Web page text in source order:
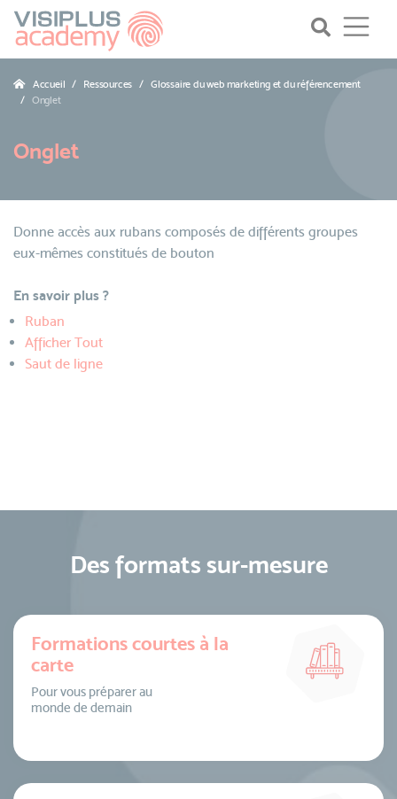
Accueil Ressources
Glossaire du web marketing et du référencement
Onglet
Onglet
Donne accès aux rubans composés de différents groupes
eux-mêmes constitués de bouton
En savoir plus ?
Ruban
Afficher Tout
Saut de ligne
Des formats sur-mesure
Formations courtes à la
carte
Pour vous préparer au
monde de demain